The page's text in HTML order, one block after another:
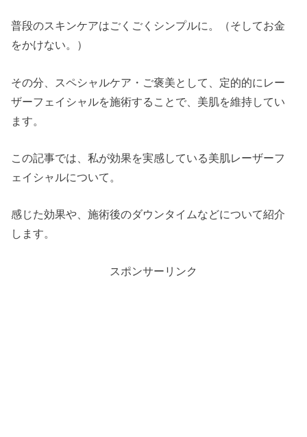
普段のスキンケアはごくごくシンプルに。（そしてお金
をかけない。）
その分、スペシャルケア・ご褒美として、定的的にレー
ザーフェイシャルを施術することで、美肌を維持してい
ます。
この記事では、私が効果を実感している美肌レーザーフ
ェイシャルについて。
感じた効果や、施術後のダウンタイムなどについて紹介
します。
スポンサーリンク